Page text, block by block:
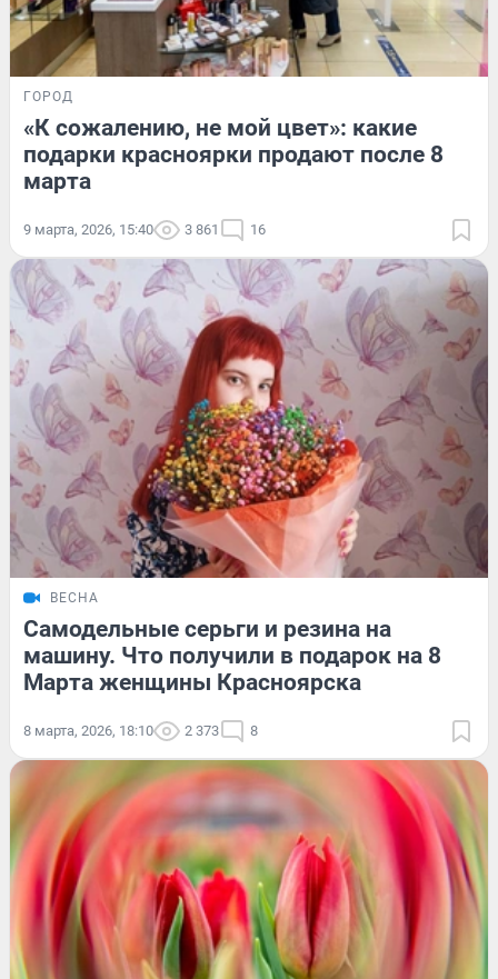
ГОРОД
«К сожалению, не мой цвет»: какие
подарки красноярки продают после 8
марта
9 марта, 2026, 15:40 3 861 16
ВЕСНА
Самодельные серьги и резина на
машину. Что получили в подарок на 8
Марта женщины Красноярска
8 марта, 2026, 18:10 2 373 8